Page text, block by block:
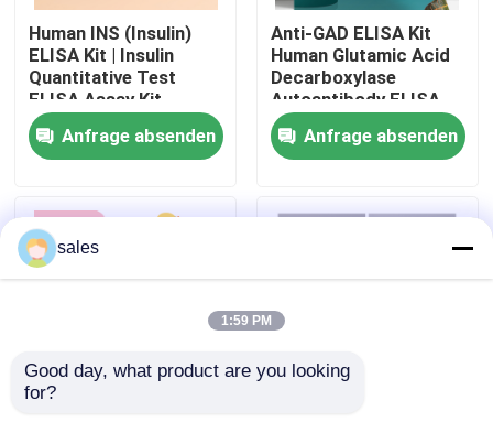
Qualitätskontrolle
Kontakt mit uns
Neuigkeiten
Rechtssachen
Human INS (Insulin)
ELISA Kit | Insulin
Quantitative Test
ELISA Assay Kit,
Sandwich ELISA For
Serum Plasma 96
Tests Laboratory
Anfrage absenden
Anti-GAD ELISA Kit
Human Glutamic Acid
Decarboxylase
Autoantibody ELISA
KiT GAD-Ab / GAD65
Autoantibody Enzyme
Linked
Test Kit
Anfrage absenden
sales
1:59 PM
Good day, what product are you looking
for?